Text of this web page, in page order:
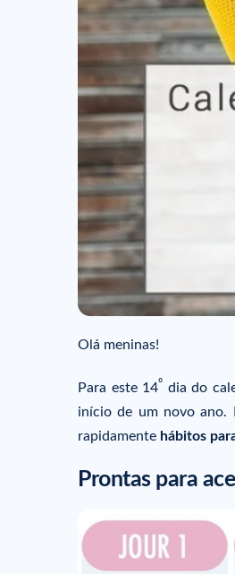
Olá meninas!
Para este 14º dia do
início de um novo ano.
rapidamente hábitos
Prontas para